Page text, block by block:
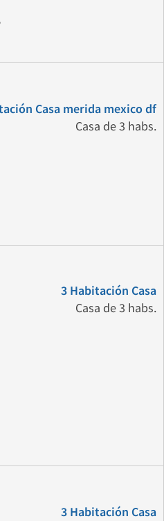
Casa merida mexico df
Casa de 3 habs.
3 Habitación Casa
Casa de 3 habs.
3 Habitación Casa